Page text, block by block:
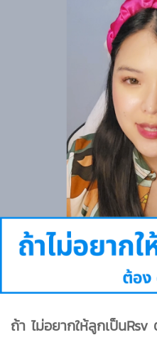
ถ้า ไม่อยากให้ลูกเป็น